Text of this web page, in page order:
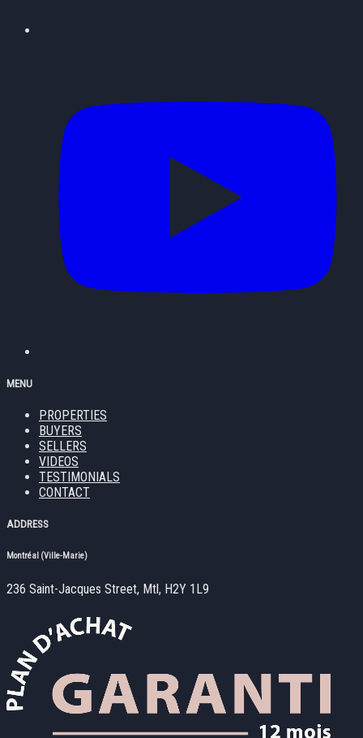
MENU
PROPERTIES
BUYERS
SELLERS
VIDEOS
TESTIMONIALS
CONTACT
ADDRESS
Montréal (Ville-Marie)
236 Saint-Jacques Street, Mtl, H2Y 1L9